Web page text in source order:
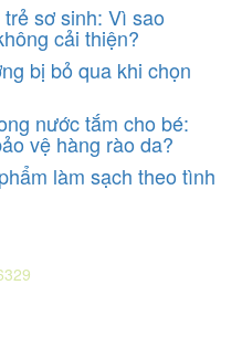
sơ sinh: Vì sao
cải thiện?
bị bỏ qua khi chọn
nước tắm cho bé:
vệ hàng rào da?
làm sạch theo tình